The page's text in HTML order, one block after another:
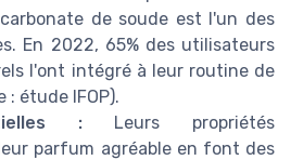
de soude est l'un des
En 2022, 65% des utilisateurs
l'ont intégré à leur routine de
étude IFOP).
:Leurs propriétés
parfum agréable en font des